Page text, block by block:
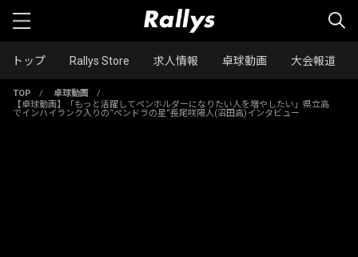
トップ Rallys Store 求人情報 卓球動画 大会報道
TOP / 卓球動画
/
【卓球動画】「もっと活躍してペンホルダーになりたい人を増やしたい」県立高
でインハイランク入りの“ペンドラの星“長尾咲陽人(沼田高)インタビュー